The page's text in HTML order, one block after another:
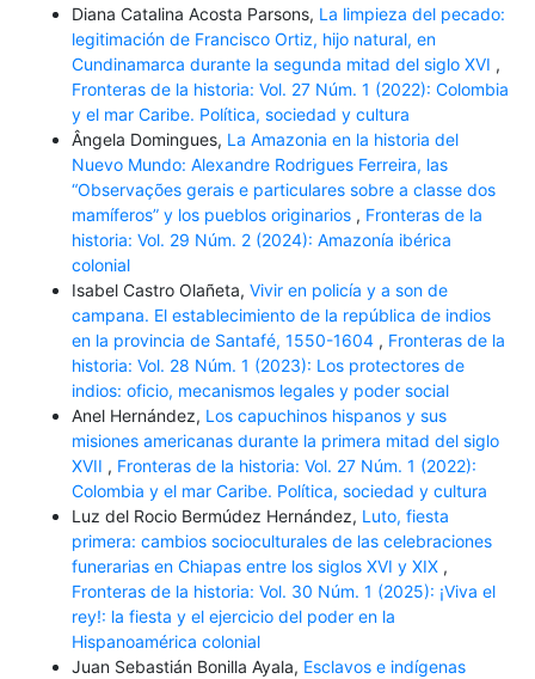
Diana Catalina Acosta Parsons, La limpieza del pecado:
legitimación de Francisco Ortiz, hijo natural, en
Cundinamarca durante la segunda mitad del siglo XVI ,
Fronteras de la historia: Vol. 27 Núm. 1 (2022): Colombia
y el mar Caribe. Política, sociedad y cultura
Ângela Domingues, La Amazonia en la historia del
Nuevo Mundo: Alexandre Rodrigues Ferreira, las
“Observações gerais e particulares sobre a classe dos
mamíferos” y los pueblos originarios , Fronteras de la
historia: Vol. 29 Núm. 2 (2024): Amazonía ibérica
colonial
Isabel Castro Olañeta, Vivir en policía y a son de
campana. El establecimiento de la república de indios
en la provincia de Santafé, 1550-1604 , Fronteras de la
historia: Vol. 28 Núm. 1 (2023): Los protectores de
indios: oficio, mecanismos legales y poder social
Anel Hernández, Los capuchinos hispanos y sus
misiones americanas durante la primera mitad del siglo
XVII , Fronteras de la historia: Vol. 27 Núm. 1 (2022):
Colombia y el mar Caribe. Política, sociedad y cultura
Luz del Rocio Bermúdez Hernández, Luto, fiesta
primera: cambios socioculturales de las celebraciones
funerarias en Chiapas entre los siglos XVI y XIX ,
Fronteras de la historia: Vol. 30 Núm. 1 (2025): ¡Viva el
rey!: la fiesta y el ejercicio del poder en la
Hispanoamérica colonial
Juan Sebastián Bonilla Ayala, Esclavos e indígenas